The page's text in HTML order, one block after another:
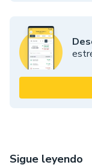
Sigue leyendo